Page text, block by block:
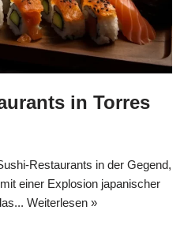
in Torres
Restaurants in der Gegend,
einer Explosion japanischer
Weiterlesen »